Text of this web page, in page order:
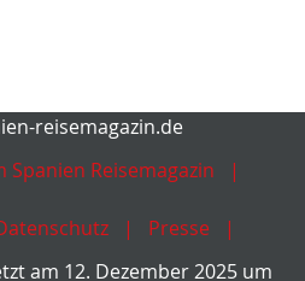
reisemagazin.de
Spanien Reisemagazin
Presse
am 12. Dezember 2025 um